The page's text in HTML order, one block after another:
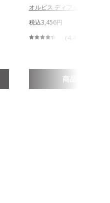
オルビス ディフェンセラ
税込3,456円
（4.43 / 2,265件
商品を選ぶ